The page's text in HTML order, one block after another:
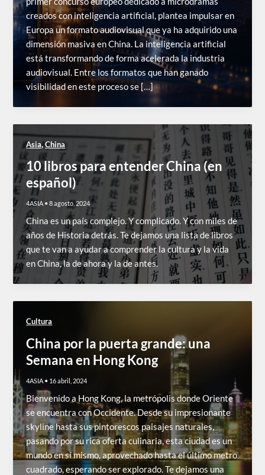
creados con inteligencia artificial, plantea impulsar en
Europa un formato audiovisual que ya ha adquirido una
dimensión masiva en China. La inteligencia artificial
está transformando de forma acelerada la industria
audiovisual. Entre los formatos que han ganado
visibilidad en este proceso se […]
Asia,China
10 libros para entender China (en
español)
4ASIA •8 agosto, 2024
China es un país complejo. Y complicado. Y con miles de
años de Historia detrás. Te dejamos una lista de libros
que te van a ayudar a comprender la cultura y la vida
en China, la de ahora y la de antes.
Cultura
China por la puerta grande: una
Semana en Hong Kong
4ASIA • 16 abril, 2024
Bienvenido a Hong Kong, la metrópolis donde Oriente
se encuentra con Occidente. Desde su impresionante
skyline hasta sus pintorescos paisajes naturales,
pasando por su rica oferta culinaria, esta ciudad es un
mundo en sí mismo, aprovechado hasta el último metro
cuadrado, esperando ser explorado. Te dejamos una